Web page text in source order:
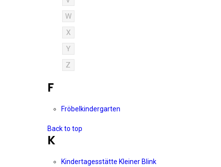
W
X
Y
Z
F
Fröbelkindergarten
Back to top
K
Kindertagesstätte Kleiner Blink